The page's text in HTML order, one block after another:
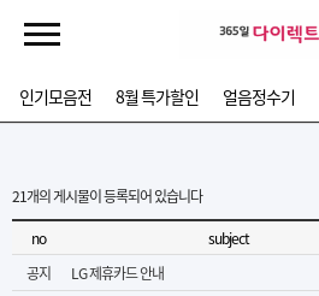
인기모음전 8월 특가할인 얼음정수기
21개의 게시물이 등록되어 있습니다
no subject
공지
LG 제휴카드 안내